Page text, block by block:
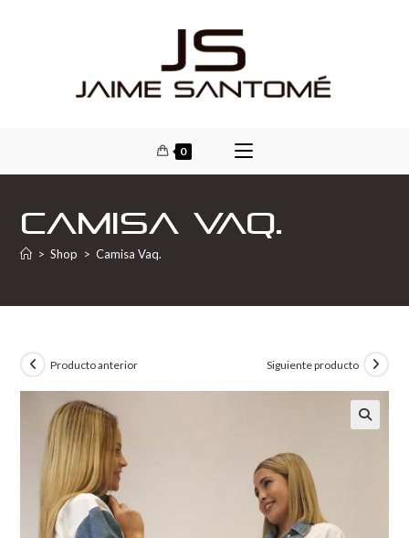
0
Camisa Vaq.
> Shop > Camisa Vaq.
Producto anterior Siguiente producto